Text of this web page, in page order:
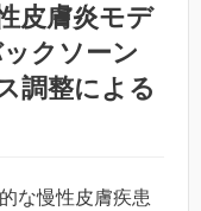
皮膚炎モデ
クソーン
調整による
な慢性皮膚疾患